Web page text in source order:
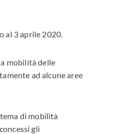
al 3 aprile 2020.
mobilità delle
ad alcune aree
di mobilità
gli